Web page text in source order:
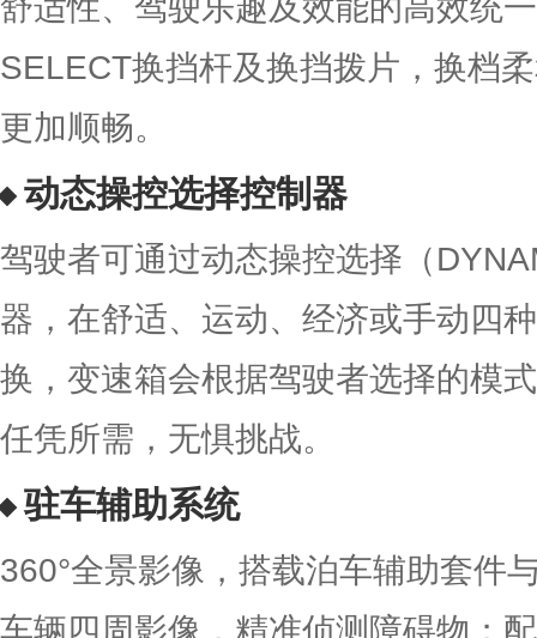
舒适性、驾驶乐趣及效能的高效统
SELECT换挡杆及换挡拨片，换档
更加顺畅。
动态操控选择控制器
驾驶者可通过动态操控选择（
器，在舒适、运动、经济或手动四
换，变速箱会根据驾驶者选择的模
任凭所需，无惧挑战。
驻车辅助系统
360°全景影像，搭载泊车辅助套件
车辆四周影像，精准侦测障碍物；